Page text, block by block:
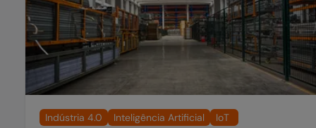
Indústria 4.0 Inteligência Artificial IoT